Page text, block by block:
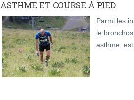
ASTHME ET COURSE À PIED
Parmi les
le
asthme,